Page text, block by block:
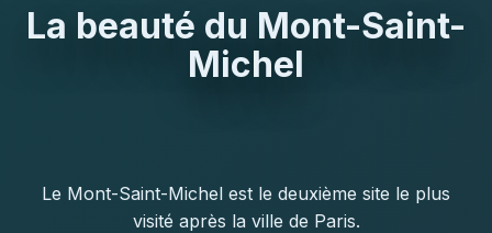
La beauté du Mont-Saint-
Michel
Le Mont-Saint-Michel est le deuxième site le plus
visité après la ville de Paris.